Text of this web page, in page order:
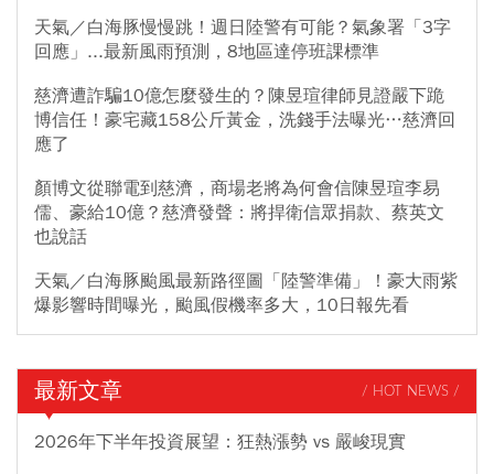
天氣／白海豚慢慢跳！週日陸警有可能？氣象署「3字
回應」...最新風雨預測，8地區達停班課標準
慈濟遭詐騙10億怎麼發生的？陳昱瑄律師見證嚴下跪
博信任！豪宅藏158公斤黃金，洗錢手法曝光…慈濟回
應了
顏博文從聯電到慈濟，商場老將為何會信陳昱瑄李易
儒、豪給10億？慈濟發聲：將捍衛信眾捐款、蔡英文
也說話
天氣／白海豚颱風最新路徑圖「陸警準備」！豪大雨紫
爆影響時間曝光，颱風假機率多大，10日報先看
最新文章 / HOT NEWS /
2026年下半年投資展望：狂熱漲勢 vs 嚴峻現實